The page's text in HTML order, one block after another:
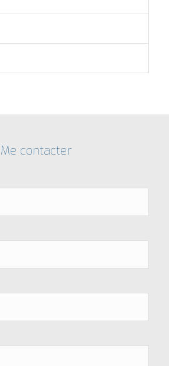
Me contacter